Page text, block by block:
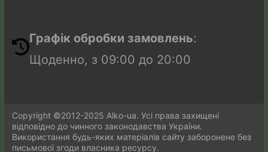
Графік обробки замовлень:
Щоденно, з 09:00 до 20:00
Copyright ©2012-2025 Alko-ua. Усі права захищені
відповідно до чинного законодавства України.
Використання будь-яких матеріалів сайту заборонене без
письмової згоди власника ресурсу.